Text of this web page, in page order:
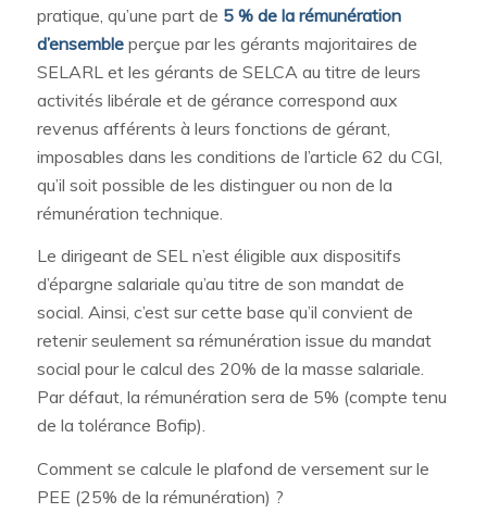
pratique, qu’une part de 5 % de la rémunération
d’ensemble perçue par les gérants majoritaires de
SELARL et les gérants de SELCA au titre de leurs
activités libérale et de gérance correspond aux
revenus afférents à leurs fonctions de gérant,
imposables dans les conditions de l’article 62 du CGI,
qu’il soit possible de les distinguer ou non de la
rémunération technique.
Le dirigeant de SEL n’est éligible aux dispositifs
d’épargne salariale qu’au titre de son mandat de
social. Ainsi, c’est sur cette base qu’il convient de
retenir seulement sa rémunération issue du mandat
social pour le calcul des 20% de la masse salariale.
Par défaut, la rémunération sera de 5% (compte tenu
de la tolérance Bofip).
Comment se calcule le plafond de versement sur le
PEE (25% de la rémunération) ?